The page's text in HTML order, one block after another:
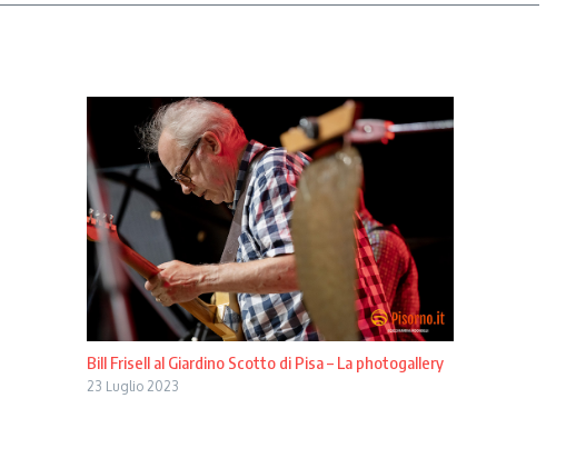
Bill Frisell al Giardino Scotto di Pisa – La photogallery
23 Luglio 2023